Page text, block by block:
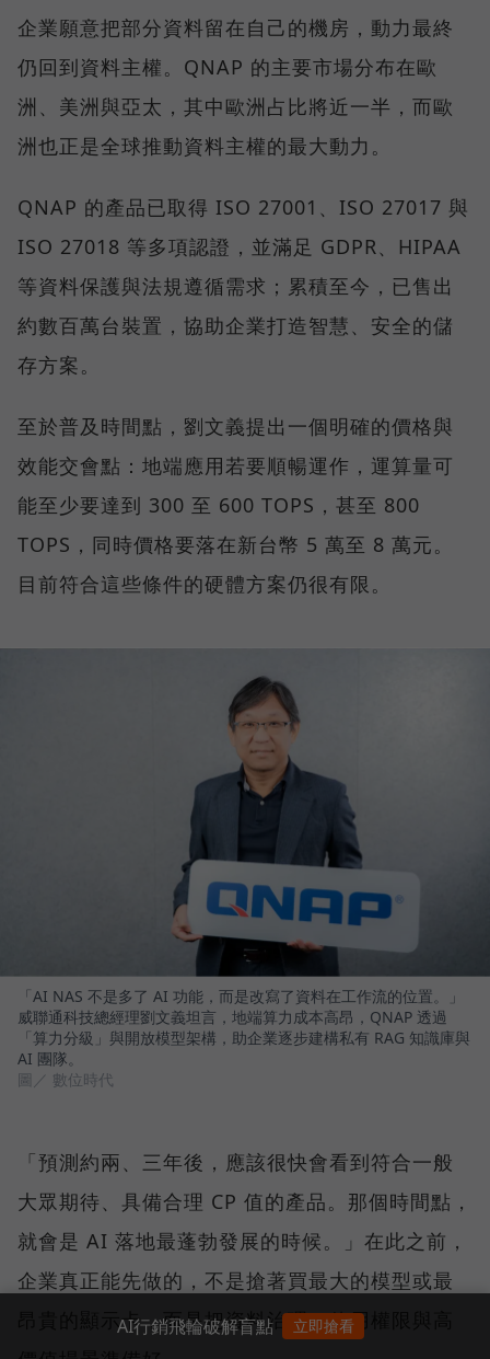
企業願意把部分資料留在自己的機房，動力最終
仍回到資料主權。QNAP 的主要市場分布在歐
洲、美洲與亞太，其中歐洲占比將近一半，而歐
洲也正是全球推動資料主權的最大動力。
QNAP 的產品已取得 ISO 27001、ISO 27017 與
ISO 27018 等多項認證，並滿足 GDPR、HIPAA
等資料保護與法規遵循需求；累積至今，已售出
約數百萬台裝置，協助企業打造智慧、安全的儲
存方案。
至於普及時間點，劉文義提出一個明確的價格與
效能交會點：地端應用若要順暢運作，運算量可
能至少要達到 300 至 600 TOPS，甚至 800
TOPS，同時價格要落在新台幣 5 萬至 8 萬元。
目前符合這些條件的硬體方案仍很有限。
「AI NAS 不是多了 AI 功能，而是改寫了資料在工作流的位置。」
威聯通科技總經理劉文義坦言，地端算力成本高昂，QNAP 透過
「算力分級」與開放模型架構，助企業逐步建構私有 RAG 知識庫與
AI 團隊。
圖／ 數位時代
「預測約兩、三年後，應該很快會看到符合一般
大眾期待、具備合理 CP 值的產品。那個時間點，
就會是 AI 落地最蓬勃發展的時候。」在此之前，
企業真正能先做的，不是搶著買最大的模型或最
昂貴的顯示卡，而是把資料治理、使用權限與高
AI行銷飛輪破解盲點 立即搶看